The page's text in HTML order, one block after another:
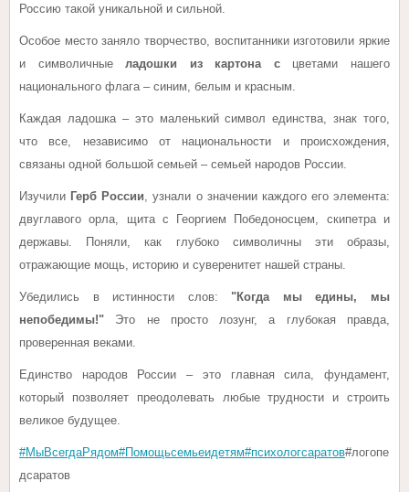
Россию такой уникальной и сильной.
Особое место заняло творчество, воспитанники изготовили яркие
и символичныеладошки из картона с цветами нашего
национального флага – синим, белым и красным.
Каждая ладошка – это маленький символ единства, знак того,
что все, независимо от национальности и происхождения,
связаны одной большой семьей – семьей народов России.
Изучили Герб России, узнали о значении каждого его элемента:
двуглавого орла, щита с Георгием Победоносцем, скипетра и
державы. Поняли, как глубоко символичны эти образы,
отражающие мощь, историю и суверенитет нашей страны.
Убедились в истинности слов: "Когда мы едины, мы
непобедимы!" Это не просто лозунг, а глубокая правда,
проверенная веками.
Единство народов России – это главная сила, фундамент,
который позволяет преодолевать любые трудности и строить
великое будущее.
#МыВсегдаРядом#Помощьсемьеидетям#психологсаратов#логопе
дсаратов